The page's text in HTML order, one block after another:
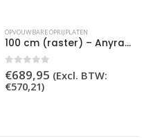
OPVOUWBARE OPRIJPLATEN
100 cm (raster) – Anyramp oprijplaat opvouwbaar
0out of 5
€689,95 (Excl. BTW:
€570,21)